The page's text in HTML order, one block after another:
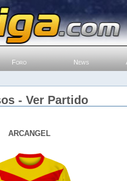
Foro News
- Ver Partido
ARCANGEL